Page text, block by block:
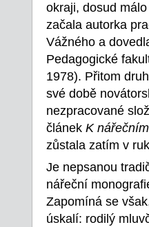
okraji, dosud
začala autorka
Vážného a
Pedagogické
1978). Přitom
své době
nezpracované
článek K
zůstala zatím v
Je nepsanou
nářeční
Zapomíná se
úskalí: rodilý